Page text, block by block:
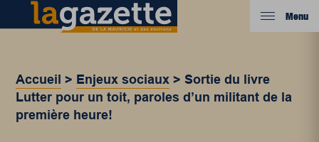
Menu
Accueil > Enjeux sociaux >Sortie du livre
Lutter pour un toit, paroles d’un militant de la
première heure!